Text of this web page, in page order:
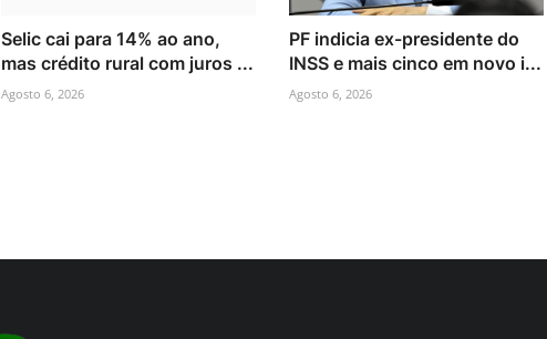
Selic cai para 14% ao ano,
mas crédito rural com juros ...
Agosto 6, 2026
PF indicia ex-presidente do
INSS e mais cinco em novo i...
Agosto 6, 2026